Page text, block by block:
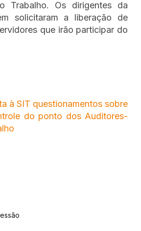
Trabalho. Os dirigentes da
solicitaram a liberação de
que irão participar do
à SIT questionamentos sobre
do ponto dos Auditores-